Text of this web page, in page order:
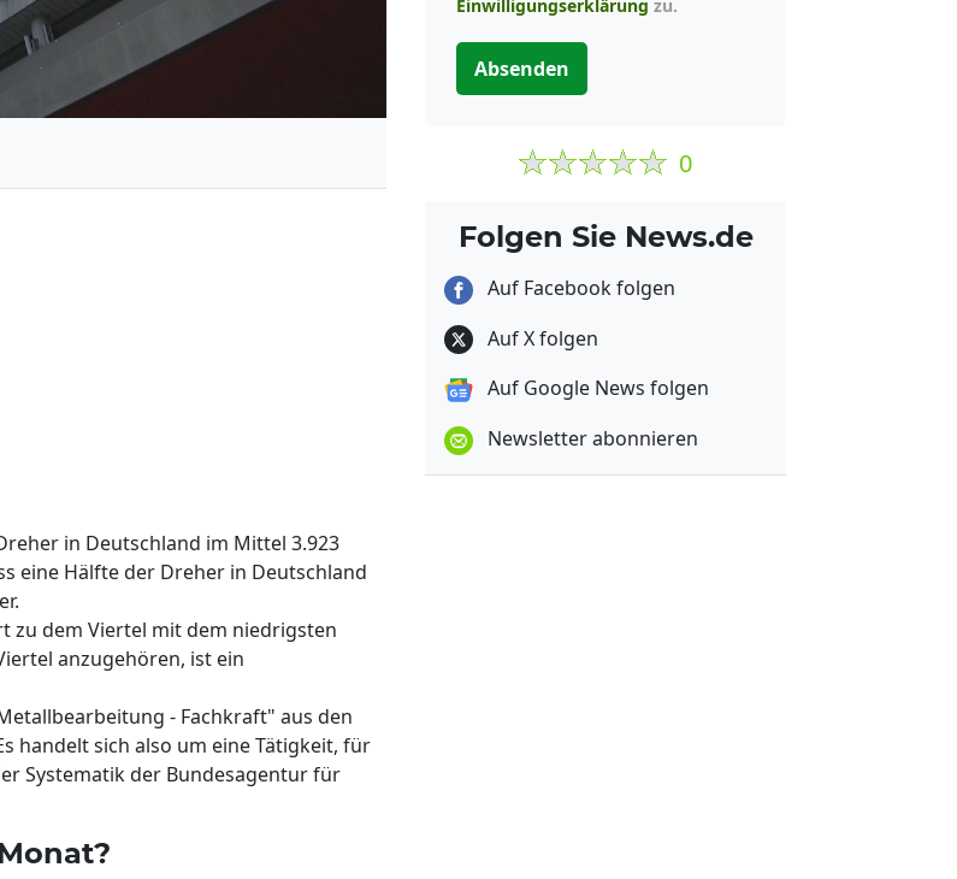
in Deutschland im Mittel 3.923
eine Hälfte der Dreher in Deutschland
zu dem Viertel mit dem niedrigsten
anzugehören, ist ein
- Fachkraft" aus den
handelt sich also um eine Tätigkeit, für
Systematik der Bundesagentur für
Einwilligungserklärung zu.
Absenden
0
Folgen Sie News.de
Auf Facebook folgen
Auf X folgen
Auf Google News folgen
Newsletter abonnieren